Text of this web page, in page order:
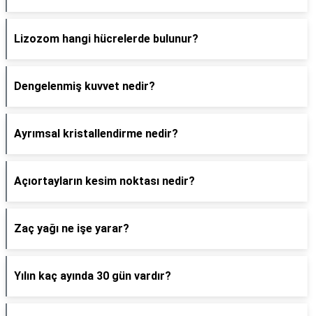
Lizozom hangi hücrelerde bulunur?
Dengelenmiş kuvvet nedir?
Ayrımsal kristallendirme nedir?
Açıortayların kesim noktası nedir?
Zaç yağı ne işe yarar?
Yılın kaç ayında 30 gün vardır?